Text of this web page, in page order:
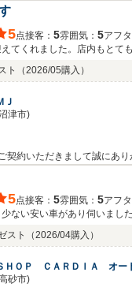
す。
5点接客： 5雰囲気： 5アフタ
てくれました。店内もとて
もしれません。
ト （2026/05購入）
Ｊ
津市)
約いただきまして誠にあり
考にさせていただきます。
5点接客： 5雰囲気： 5アフタ
ない安い車があり伺いまし
スト （2026/04購入）
ＨＯＰ ＣＡＲＤＩＡ オー
砂市)